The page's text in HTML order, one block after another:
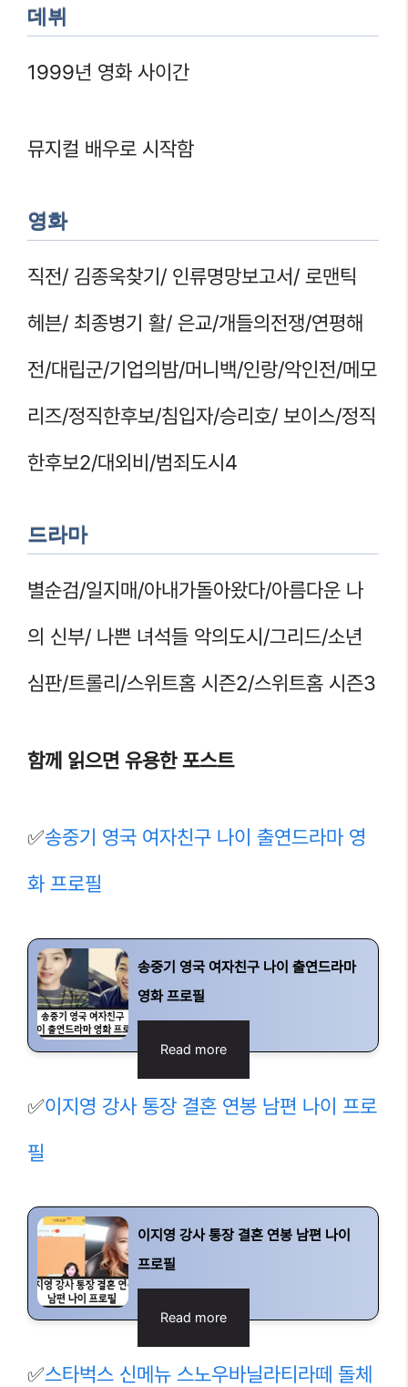
데뷔
1999년 영화 사이간
뮤지컬 배우로 시작함
영화
직전/ 김종욱찾기/ 인류명망보고서/ 로맨틱
헤븐/ 최종병기 활/ 은교/개들의전쟁/연평해
전/대립군/기업의밤/머니백/인랑/악인전/메모
리즈/정직한후보/침입자/승리호/ 보이스/정직
한후보2/대외비/범죄도시4
드라마
별순검/일지매/아내가돌아왔다/아름다운 나
의 신부/ 나쁜 녀석들 악의도시/그리드/소년
심판/트롤리/스위트홈 시즌2/스위트홈 시즌3
함께 읽으면 유용한 포스트
✅송중기 영국 여자친구 나이 출연드라마 영
화 프로필
송중기 영국 여자친구 나이 출연드라마
영화 프로필
Read more
✅이지영 강사 통장 결혼 연봉 남편 나이 프로
필
이지영 강사 통장 결혼 연봉 남편 나이
프로필
Read more
✅스타벅스 신메뉴 스노우바닐라티라떼 돌체